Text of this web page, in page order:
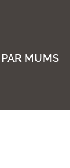
PAR MUMS